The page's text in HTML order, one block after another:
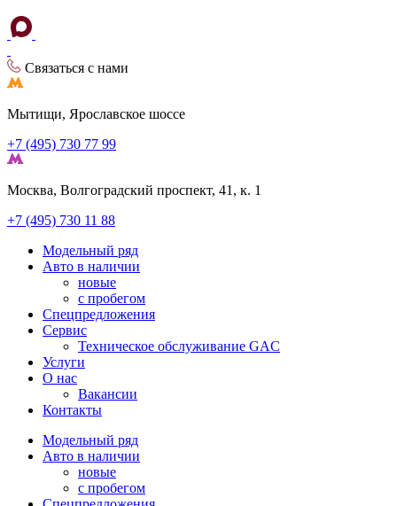
Связаться с нами
Мытищи, Ярославское шоссе
+7 (495) 730 77 99
Москва, Волгоградский проспект, 41, к. 1
+7 (495) 730 11 88
Модельный ряд
Авто в наличии
новые
с пробегом
Спецпредложения
Сервис
Техническое обслуживание GAC
Услуги
О нас
Вакансии
Контакты
Модельный ряд
Авто в наличии
новые
с пробегом